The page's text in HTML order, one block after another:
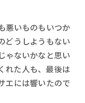
悪いものもいつか
どうしようもない
ゃないかなと思い
れた人も、最後は
エには響いたので